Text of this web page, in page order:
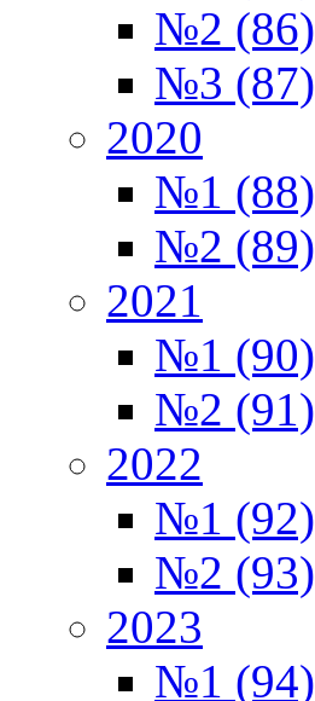
№2 (86)
№3 (87)
2020
№1 (88)
№2 (89)
2021
№1 (90)
№2 (91)
2022
№1 (92)
№2 (93)
2023
№1 (94)